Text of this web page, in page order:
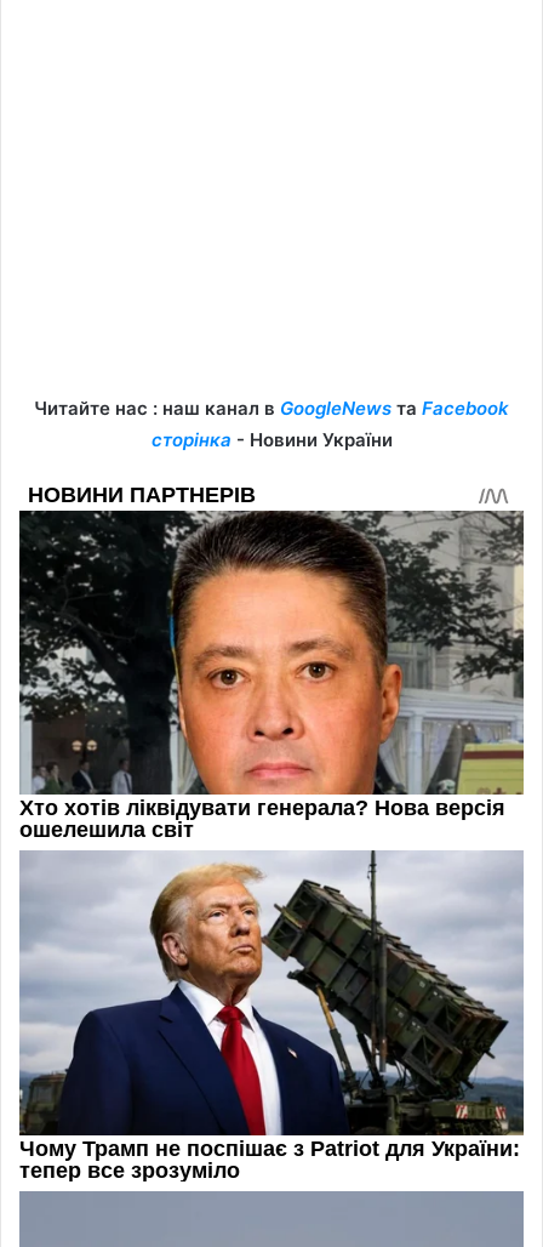
Читайте нас : наш канал в GoogleNews та Facebook
сторінка - Новини України